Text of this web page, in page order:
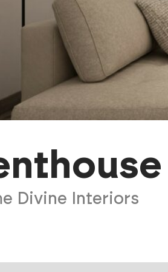
Divine Interiors